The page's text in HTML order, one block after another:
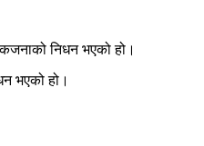
निधन भएको हो।
भएको हो।